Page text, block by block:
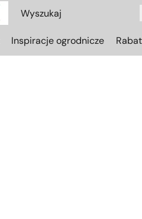
Inspiracje ogrodnicze